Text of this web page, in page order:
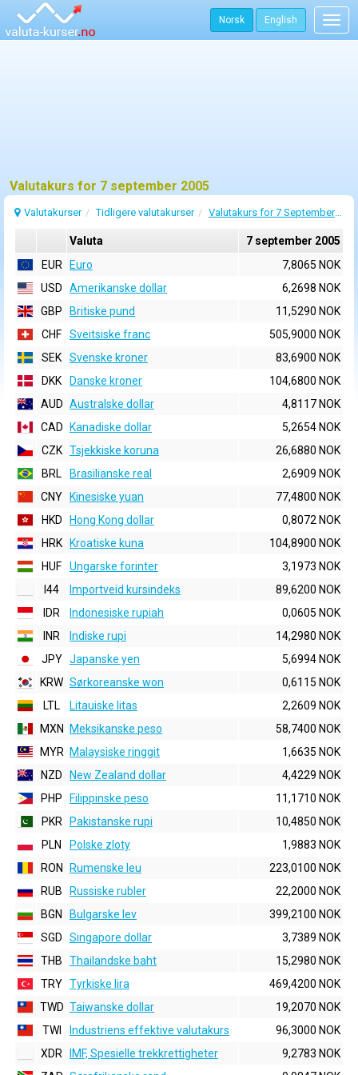
Norsk English
Valutakurs for 7 september 2005
Valutakurser Tidligere valutakurser Valutakurs for 7 September 2005
Valuta
7 september 2005
EUR
Euro
7,8065 NOK
USD
Amerikanske dollar
6,2698 NOK
GBP
Britiske pund
11,5290 NOK
CHF
Sveitsiske franc
505,9000 NOK
SEK
Svenske kroner
83,6900 NOK
DKK
Danske kroner
104,6800 NOK
AUD Australske dollar
4,8117 NOK
CAD
Kanadiske dollar
5,2654 NOK
CZK Tsjekkiske koruna
26,6880 NOK
BRL
Brasilianske real
2,6909 NOK
CNY
Kinesiske yuan
77,4800 NOK
HKD
Hong Kong dollar
0,8072 NOK
HRK
Kroatiske kuna
104,8900 NOK
HUF
Ungarske forinter
3,1973 NOK
I44
Importveid kursindeks
89,6200 NOK
IDR
Indonesiske rupiah
0,0605 NOK
INR
Indiske rupi
14,2980 NOK
JPY Japanske yen
5,6994 NOK
KRW Sørkoreanske won
0,6115 NOK
LTL
Litauiske litas
2,2609 NOK
MXN
Meksikanske peso
58,7400 NOK
MYR
Malaysiske ringgit
1,6635 NOK
NZD
New Zealand dollar
4,4229 NOK
PHP
Filippinske peso
11,1710 NOK
PKR
Pakistanske rupi
10,4850 NOK
PLN
Polske zloty
1,9883 NOK
RON
Rumenske leu
223,0100 NOK
RUB
Russiske rubler
22,2000 NOK
BGN
Bulgarske lev
399,2100 NOK
SGD
Singapore dollar
3,7389 NOK
THB
Thailandske baht
15,2980 NOK
TRY Tyrkiske lira
469,4200 NOK
TWD Taiwanske dollar
19,2070 NOK
TWI
Industriens effektive valutakurs
96,3000 NOK
XDR
IMF, Spesielle trekkrettigheter
9,2783 NOK